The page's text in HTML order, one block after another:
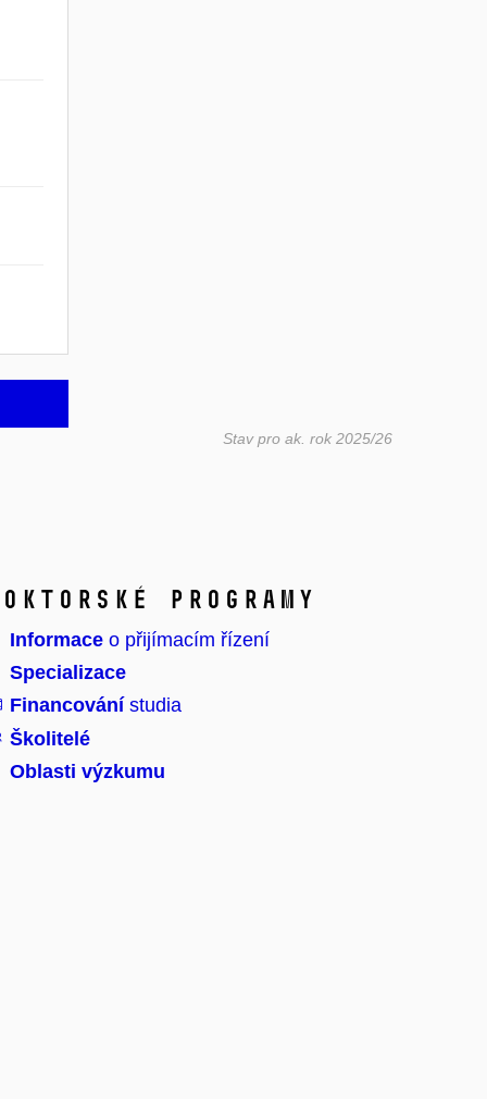
Stav pro ak. rok 2025/26
programy
Informace o přijímacím řízení
Specializace
Financování studia
Školitelé
Oblasti výzkumu